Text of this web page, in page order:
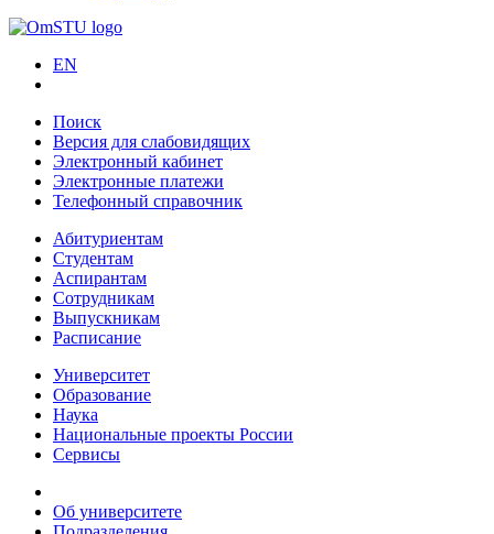
EN
Поиск
Версия для слабовидящих
Электронный кабинет
Электронные платежи
Телефонный справочник
Абитуриентам
Студентам
Аспирантам
Сотрудникам
Выпускникам
Расписание
Университет
Образование
Наука
Национальные проекты России
Сервисы
Об университете